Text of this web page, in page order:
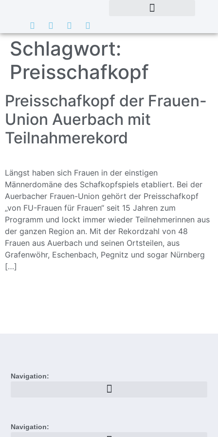
Schlagwort:
Preisschafkopf
Preisschafkopf der Frauen-
Union Auerbach mit
Teilnahmerekord
Längst haben sich Frauen in der einstigen
Männerdomäne des Schafkopfspiels etabliert. Bei der
Auerbacher Frauen-Union gehört der Preisschafkopf
„von FU-Frauen für Frauen“ seit 15 Jahren zum
Programm und lockt immer wieder Teilnehmerinnen aus
der ganzen Region an. Mit der Rekordzahl von 48
Frauen aus Auerbach und seinen Ortsteilen, aus
Grafenwöhr, Eschenbach, Pegnitz und sogar Nürnberg
[…]
Navigation:
Navigation: